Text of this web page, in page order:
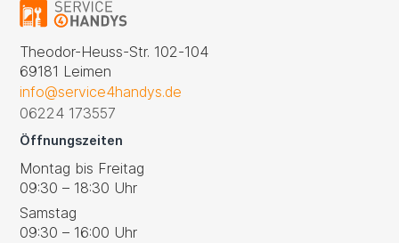
Theodor-Heuss-Str. 102-104
69181 Leimen
info@service4handys.de
06224 173557
Öffnungszeiten
Montag bis Freitag
09:30 – 18:30 Uhr
Samstag
09:30 – 16:00 Uhr